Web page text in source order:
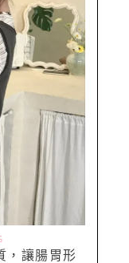
，讓腸胃形